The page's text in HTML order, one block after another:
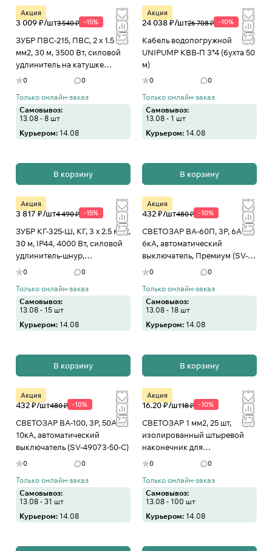
Акция
3 009 ₽/шт3 540 ₽ -15%
ЗУБР ПВС-215, ПВС, 2 х 1.5
мм2, 30 м, 3500 Вт, силовой
удлинитель на катушке
(55103-30)
0 0
Только онлайн-заказ
Самовывоз:
13.08 - 8 шт
Курьером: 14.08
В корзину
Акция
24 038 ₽/шт26 708 ₽ -10%
Кабель водопогружной
UNIPUMP КВВ-П 3*4 (бухта 50
м)
0 0
Только онлайн-заказ
Самовывоз:
13.08 - 1 шт
Курьером: 14.08
В корзину
Акция
3 817 ₽/шт4 490 ₽ -15%
ЗУБР КГ-325-Ш, КГ, 3 х 2.5 мм2,
30 м, IP44, 4000 Вт, силовой
удлинитель-шнур,
Профессионал (55017-30
0 0
Только онлайн-заказ
Самовывоз:
13.08 - 15 шт
Курьером: 14.08
В корзину
Акция
432 ₽/шт480 ₽ -10%
СВЕТОЗАР ВА-60П, 3P, 6А, B,
6кА, автоматический
выключатель, Премиум (SV-
49013-06-B)
0 0
Только онлайн-заказ
Самовывоз:
13.08 - 18 шт
Курьером: 14.08
В корзину
Акция
432 ₽/шт480 ₽ -10%
СВЕТОЗАР ВА-100, 3P, 50А, C,
10кА, автоматический
выключатель (SV-49073-50-C)
0 0
Только онлайн-заказ
Самовывоз:
13.08 - 31 шт
Курьером: 14.08
Акция
16.20 ₽/шт18 ₽ -10%
СВЕТОЗАР 1 мм2, 25 шт,
изолированный штыревой
наконечник для
многожильного кабеля
0 0
Только онлайн-заказ
Самовывоз:
13.08 - 100 шт
Курьером: 14.08